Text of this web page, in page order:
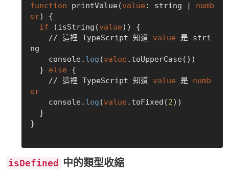
function printValue(value : string | numb
er) {
if (isString(value)) {
    // 這裡 TypeScript 知道
value 是 stri
ng
    console.
log (value .toUpperCase())
  }
else {
    // 這裡 TypeScript 知道
value 是 numb
er
    console.
log (value .toFixed(2))
}
isDefined 中的類型收縮